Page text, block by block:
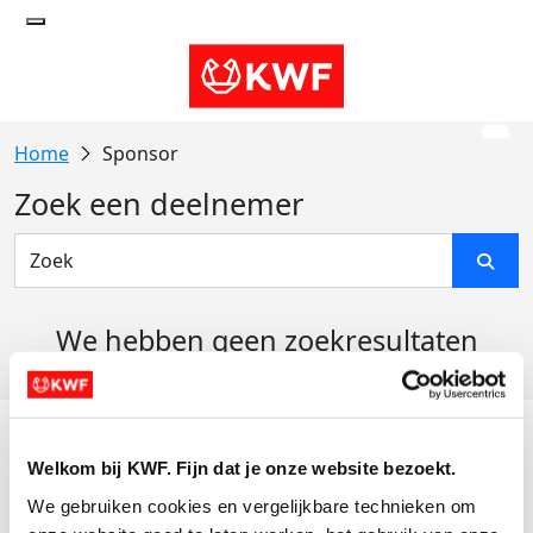
Welkom bij KWF. Fijn dat je onze website bezoekt.
We gebruiken cookies en vergelijkbare technieken om
Sponsor
Zoek een deelnemer
We hebben geen zoekresultaten
Actiematerialen
Evenementen